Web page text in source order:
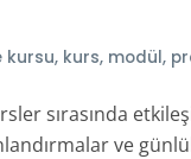
kursu, kurs, modül,
sırasında
ve